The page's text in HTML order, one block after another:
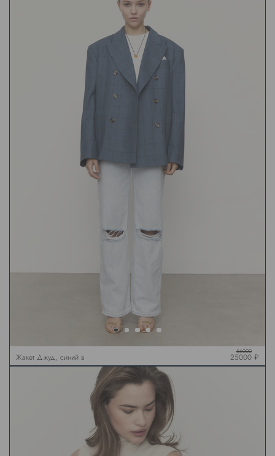
Жакет Джуд, синий в
клетку
56000
25000 ₽